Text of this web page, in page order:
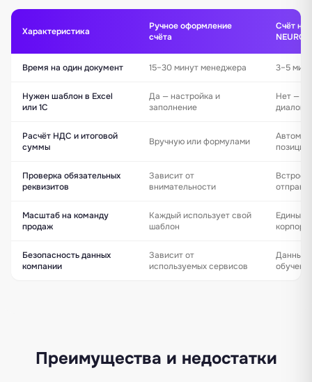
Характеристика
Ручное оформление
счёта
Счёт на
Время на один документ 15–30 минут менеджера 3–5
Нужен шаблон в Excel
или 1С
Да — настройка и
заполнение
Нет —
диалоге
Расчёт НДС и итоговой
суммы
Вручную или формулами
Проверка обязательных
реквизитов
Зависит от
внимательности
Масштаб на команду
продаж
Каждый использует свой
шаблон
Единый
Безопасность данных
компании
Зависит от
используемых сервисов
Данные
Преимущества и недостатки